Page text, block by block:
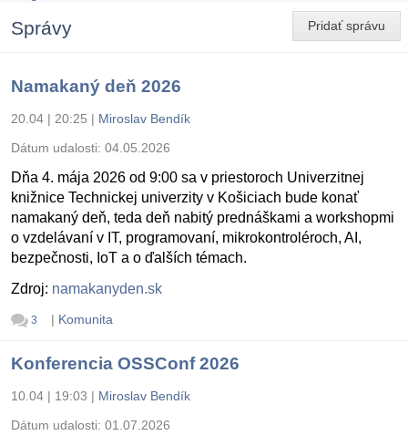
Pridať správu
Správy
Namakaný deň 2026
20.04 | 20:25 | Miroslav Bendík
Dátum udalosti: 04.05.2026
Dňa 4. mája 2026 od 9:00 sa v priestoroch Univerzitnej
knižnice Technickej univerzity v Košiciach bude konať
namakaný deň, teda deň nabitý prednáškami a workshopmi
o vzdelávaní v IT, programovaní, mikrokontroléroch, AI,
bezpečnosti, IoT a o ďalších témach.
Zdroj: namakanyden.sk
3 | Komunita
Konferencia OSSConf 2026
10.04 | 19:03 | Miroslav Bendík
Dátum udalosti: 01.07.2026